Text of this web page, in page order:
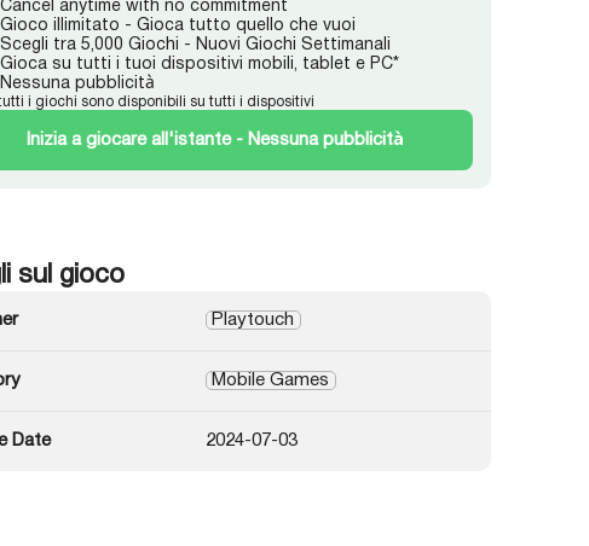
Cancel anytime with no commitment
Gioco illimitato - Gioca tutto quello che vuoi
Scegli tra 5,000 Giochi - Nuovi Giochi Settimanali
Gioca su tutti i tuoi dispositivi mobili, tablet e PC*
Nessuna pubblicità
i giochi sono disponibili su tutti i dispositivi
Inizia a giocare all'istante - Nessuna pubblicità
sul gioco
Playtouch
Mobile Games
Date 2024-07-03